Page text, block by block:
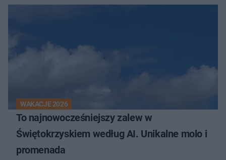
WAKACJE 2026
To najnowocześniejszy zalew w
Świętokrzyskiem według AI. Unikalne molo i
promenada